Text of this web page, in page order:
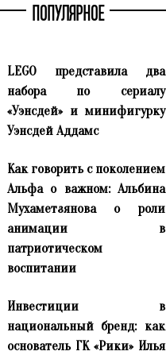
ПОПУЛЯРНОЕ
LEGO представила два
набора по сериалу
«Уэнсдей» и минифигурку
Уэнсдей Аддамс
Как говорить с поколением
Альфа о важном: Альбина
Мухаметзянова о роли
анимации в
патриотическом
воспитании
Инвестиции в
национальный бренд: как
основатель ГК «Рики» Илья